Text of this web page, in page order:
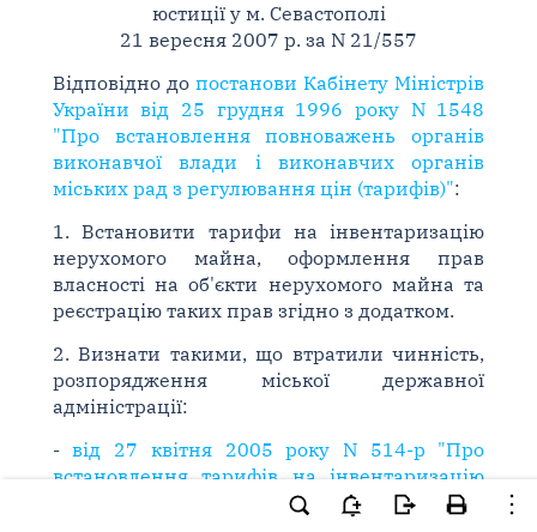
юстиції у м. Севастополі
21 вересня 2007 р. за N 21/557
Відповідно до постанови Кабінету Міністрів
України від 25 грудня 1996 року N 1548
"Про встановлення повноважень органів
виконавчої влади і виконавчих органів
міських рад з регулювання цін (тарифів)":
1. Встановити тарифи на інвентаризацію
нерухомого майна, оформлення прав
власності на об'єкти нерухомого майна та
реєстрацію таких прав згідно з додатком.
2. Визнати такими, що втратили чинність,
розпорядження міської державної
адміністрації:
-від 27 квітня 2005 року N 514-р "Про
встановлення тарифів на інвентаризацію
нерухомого майна, на оформлення прав